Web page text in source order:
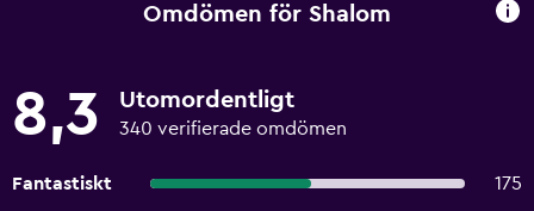
Omdömen för Shalom
8,3 Utomordentligt
340 verifierade omdömen
Fantastiskt
175